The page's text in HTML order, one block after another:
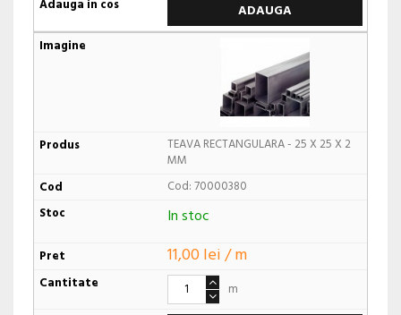
ADAUGA
TEAVA RECTANGULARA - 25 X 25 X 2
MM
Cod: 70000380
In stoc
11,00 lei / m
m